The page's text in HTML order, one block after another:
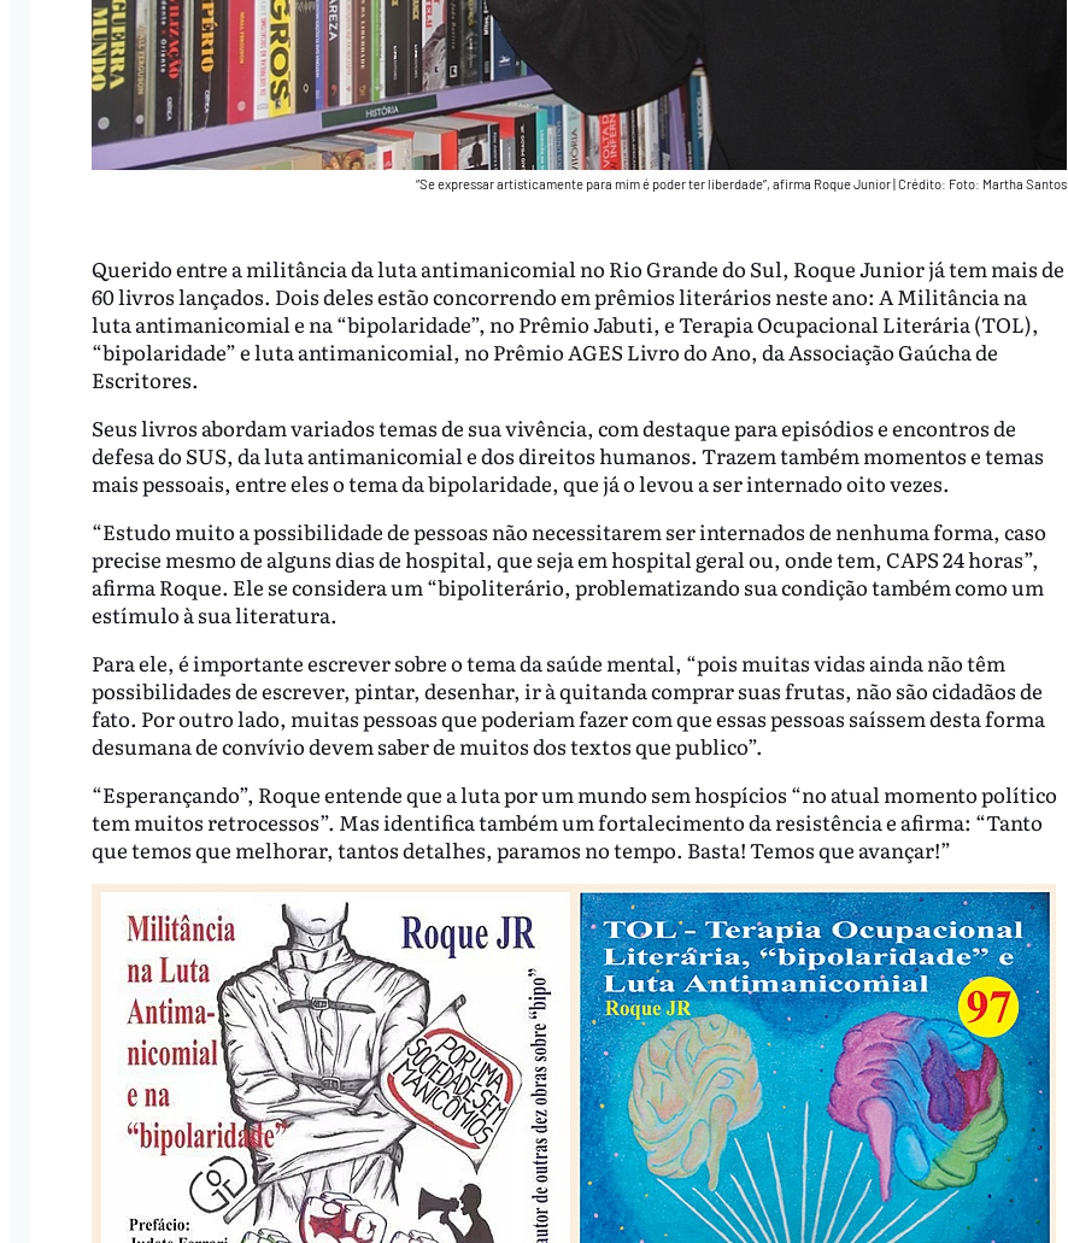
“Se expressar artisticamente para mim é poder ter liberdade”, afirma Roque Junior|Crédito: Foto: Martha Santos
Querido entre a militância da luta antimanicomial no Rio Grande do Sul, Roque Junior já tem mais de
60 livros lançados. Dois deles estão concorrendo em prêmios literários neste ano: A Militância na
luta antimanicomial e na “bipolaridade”, no Prêmio Jabuti, e Terapia Ocupacional Literária (TOL),
“bipolaridade” e luta antimanicomial, no Prêmio AGES Livro do Ano, da Associação Gaúcha de
Escritores.
Seus livros abordam variados temas de sua vivência, com destaque para episódios e encontros de
defesa do SUS, da luta antimanicomial e dos direitos humanos. Trazem também momentos e temas
mais pessoais, entre eles o tema da bipolaridade, que já o levou a ser internado oito vezes.
“Estudo muito a possibilidade de pessoas não necessitarem ser internados de nenhuma forma, caso
precise mesmo de alguns dias de hospital, que seja em hospital geral ou, onde tem, CAPS 24 horas”,
afirma Roque. Ele se considera um “bipoliterário, problematizando sua condição também como um
estímulo à sua literatura.
Para ele, é importante escrever sobre o tema da saúde mental, “pois muitas vidas ainda não têm
possibilidades de escrever, pintar, desenhar, ir à quitanda comprar suas frutas, não são cidadãos de
fato. Por outro lado, muitas pessoas que poderiam fazer com que essas pessoas saíssem desta forma
desumana de convívio devem saber de muitos dos textos que publico”.
“Esperançando”, Roque entende que a luta por um mundo sem hospícios “no atual momento político
tem muitos retrocessos”. Mas identifica também um fortalecimento da resistência e afirma: “Tanto
que temos que melhorar, tantos detalhes, paramos no tempo. Basta! Temos que avançar!”